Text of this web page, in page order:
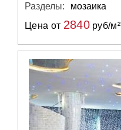
Разделы:
мозаика
Цена от 2840руб/м²